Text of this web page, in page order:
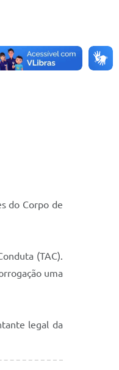
o acesso
do Corpo de
(TAC).
uma
legal da